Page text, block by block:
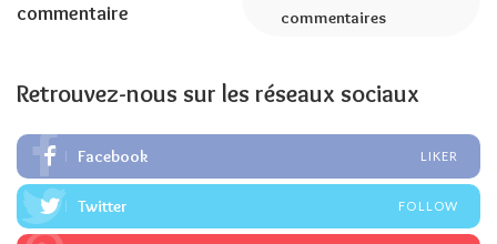
commentaire
commentaires
Retrouvez-nous sur les réseaux sociaux
Facebook LIKER
Twitter FOLLOW